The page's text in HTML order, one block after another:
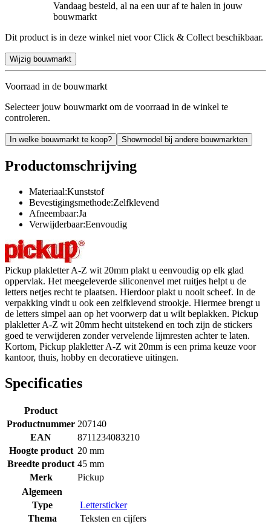
Vandaag besteld, al na een uur af te halen in jouw
bouwmarkt
Dit product is in deze winkel niet voor Click & Collect beschikbaar.
Wijzig bouwmarkt
Voorraad in de bouwmarkt
Selecteer jouw bouwmarkt om de voorraad in de winkel te
controleren.
In welke bouwmarkt te koop? Showmodel bij andere bouwmarkten
Productomschrijving
Materiaal:Kunststof
Bevestigingsmethode:Zelfklevend
Afneembaar:Ja
Verwijderbaar:Eenvoudig
Pickup plakletter A-Z wit 20mm plakt u eenvoudig op elk glad
oppervlak. Het meegeleverde siliconenvel met ruitjes helpt u de
letters netjes recht te plaatsen. Hierdoor plakt u nooit scheef. In de
verpakking vindt u ook een zelfklevend strookje. Hiermee brengt u
de letters simpel aan op het voorwerp dat u wilt beplakken. Pickup
plakletter A-Z wit 20mm hecht uitstekend en toch zijn de stickers
goed te verwijderen zonder vervelende lijmresten achter te laten.
Kortom, Pickup plakletter A-Z wit 20mm is een prima keuze voor
kantoor, thuis, hobby en decoratieve uitingen.
Specificaties
Product
Productnummer 207140
EAN
8711234083210
Hoogte product 20 mm
Breedte product 45 mm
Merk
Pickup
Algemeen
Type
Lettersticker
Thema
Teksten en cijfers